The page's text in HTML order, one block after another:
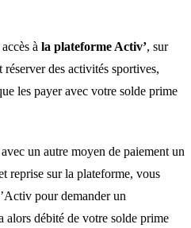
à la plateforme Activ’, sur
des activités sportives,
les payer avec votre solde prime
un autre moyen de paiement un
reprise sur la plateforme, vous
pour demander un
alors débité de votre solde prime